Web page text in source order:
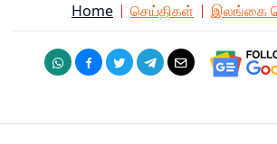
Home செய்திகள் இலங்கை